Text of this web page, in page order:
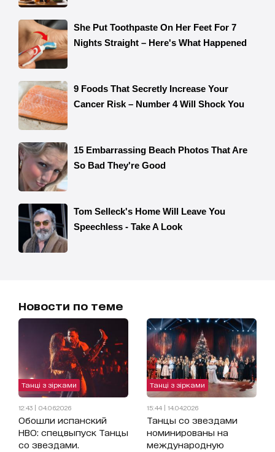
Новости по теме
Танці з зірками
12:43 | 04.06.2026
Обошли испанский
HBO: спецвыпуск Танцы
со звездами.
Танці з зірками
15:44 | 14.04.2026
Танцы со звездами
номинированы на
международную